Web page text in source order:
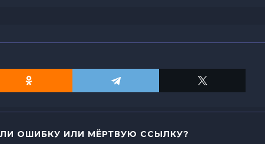
ОШИБКУ ИЛИ МЁРТВУЮ ССЫЛКУ?